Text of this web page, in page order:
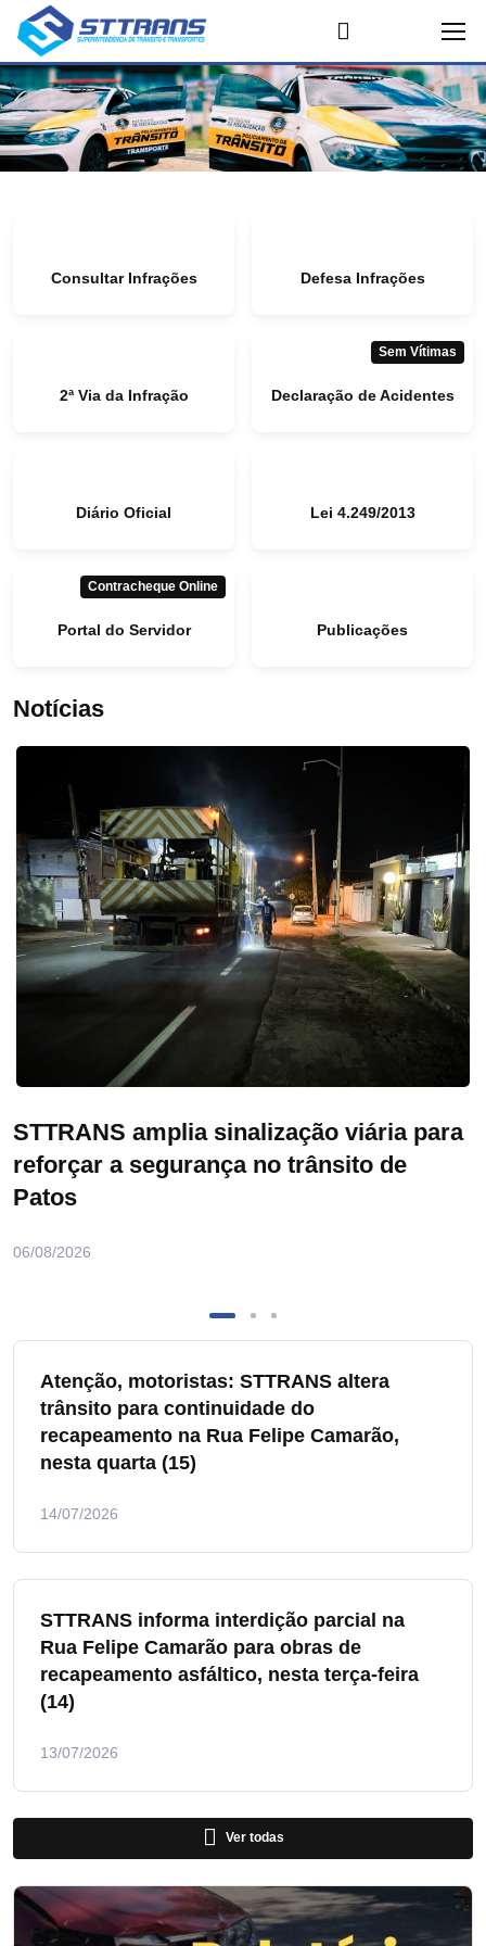
Consultar Infrações Defesa Infrações
2ª Via da Infração
Sem Vítimas
Declaração de Acidentes
Diário Oficial Lei 4.249/2013
Contracheque Online
Portal do Servidor Publicações
Notícias
STTRANS amplia sinalização viária para
reforçar a segurança no trânsito de
Patos
06/08/2026
Atenção, motoristas: STTRANS altera
trânsito para continuidade do
recapeamento na Rua Felipe Camarão,
nesta quarta (15)
14/07/2026
STTRANS informa interdição parcial na
Rua Felipe Camarão para obras de
recapeamento asfáltico, nesta terça-feira
(14)
13/07/2026
Ver todas